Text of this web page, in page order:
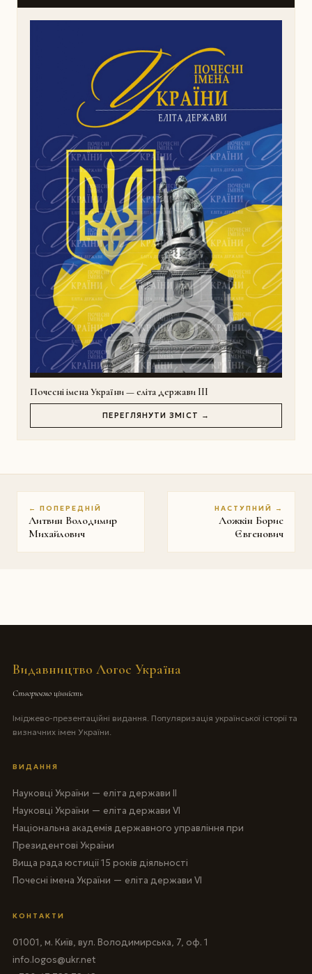
Почесні імена України — еліта держави III
ПЕРЕГЛЯНУТИ ЗМІСТ →
← ПОПЕРЕДНІЙ
Литвин Володимир
Михайлович
НАСТУПНИЙ →
Ложкін Борис
Євгенович
Видавництво Логос Україна
Створюємо цінність
Іміджево-презентаційні видання. Популяризація української історії та
визначних імен України.
ВИДАННЯ
Науковці України — еліта держави II
Науковці України — еліта держави VI
Національна академія державного управління при
Президентові України
Вища рада юстиції 15 років діяльності
Почесні імена України — еліта держави VI
КОНТАКТИ
01001, м. Київ, вул. Володимирська, 7, оф. 1
info.logos@ukr.net